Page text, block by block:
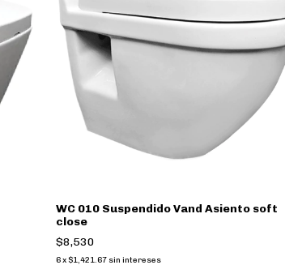
WC 010 Suspendido Vand Asiento soft
close
$8,530
6x $1,421.67 sin intereses